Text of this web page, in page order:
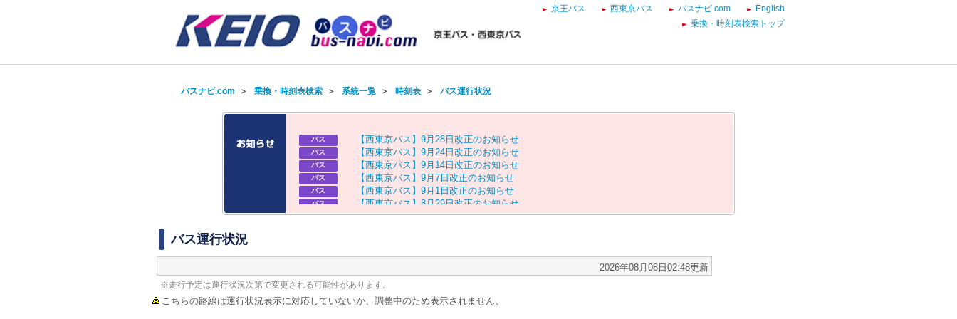
京王バス 西東京バス バスナビ.com
English
乗換・時刻表検索トップ
バスナビ.com ＞ 乗換・時刻表検索＞ 系統一覧＞ 時刻表＞ バス運行状況
バス 【西東京バス 】 9月 28 日 改正のお知 らせ
バス 【西東京バス 】 9月 24 日 改正のお知 らせ
バス 【西東京バス 】 9月 14 日 改正のお知 らせ
バス 【西東京バス 】 9月 7 日 改正のお知 らせ
バス 【西東京バス 】 9月 1 日 改正のお知 らせ
バス 【西東京バス 】 8 月 29日改正のお知 らせ
バス 【京王バス】お盆ダイヤのお知らせ
バス運行状況
2026年08月08日02:48更新
※走行予定は運行状況次第で変更される可能性があります。
こちらの路線は運行状況表示に対応していないか、調整中のため表示されません。